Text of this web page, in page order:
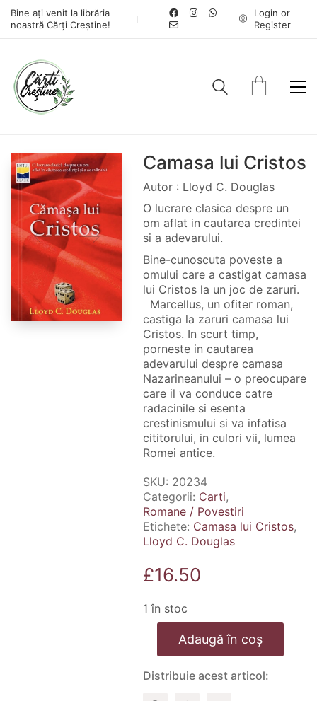
Bine ați venit la librăria
noastră Cărți Creștine!
Login or
Register
Camasa lui Cristos
Autor : Lloyd C. Douglas
O lucrare clasica despre un
om aflat in cautarea credintei
si a adevarului.
Bine-cunoscuta poveste a
omului care a castigat camasa
lui Cristos la un joc de zaruri.
Marcellus, un ofiter roman,
castiga la zaruri camasa lui
Cristos. In scurt timp,
porneste in cautarea
adevarului despre camasa
Nazarineanului – o preocupare
care il va conduce catre
radacinile si esenta
crestinismului si va infatisa
cititorului, in culori vii, lumea
Romei antice.
SKU: 20234
Categorii: Carti,
Romane / Povestiri
Etichete: Camasa lui Cristos,
Lloyd C. Douglas
£16.50
1 în stoc
Cantitate
Camasa
Cristos
Adaugă în coș
Distribuie acest articol: